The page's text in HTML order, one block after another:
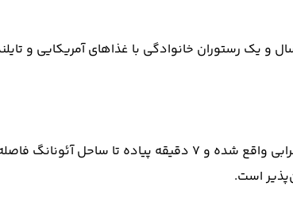
و یک رستوران خانوادگی با غذاهای آمریکایی و
موقعیت مکانی عالی: این هتل در فاصله ۲۴ کیلومتری فرودگاه